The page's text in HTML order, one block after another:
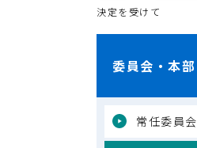
決定を受けて
委員会・本部
常任委員会